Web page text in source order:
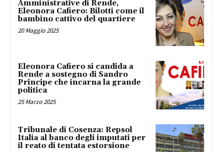
Amministrative di Rende,
Eleonora Cafiero: Bilotti come il
bambino cattivo del quartiere
20 Maggio 2025
Eleonora Cafiero si candida a
Rende a sostegno di Sandro
Principe che incarna la grande
politica
25 Marzo 2025
Tribunale di Cosenza: Repsol
Italia al banco degli imputati per
il reato di tentata estorsione